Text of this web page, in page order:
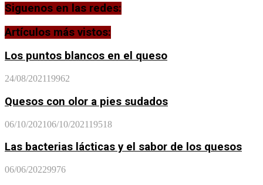
Siguenos en las redes:
Artículos más vistos:
Los puntos blancos en el queso
24/08/202119962
Quesos con olor a pies sudados
06/10/202106/10/202119518
Las bacterias lácticas y el sabor de los quesos
06/06/20229976